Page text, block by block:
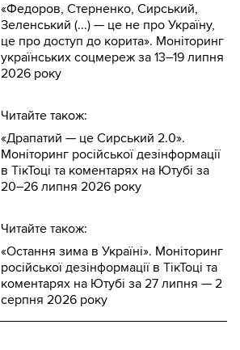
«Федоров, Стерненко, Сирський,
Зеленський (...) — це не про Україну,
це про доступ до корита». Моніторинг
українських соцмереж за 13–19 липня
2026 року
Читайте також:
«Драпатий — це Сирський 2.0».
Моніторинг російської дезінформації
в ТікТоці та коментарях на Ютубі за
20–26 липня 2026 року
Читайте також:
«Остання зима в Україні». Моніторинг
російської дезінформації в ТікТоці та
коментарях на Ютубі за 27 липня — 2
серпня 2026 року